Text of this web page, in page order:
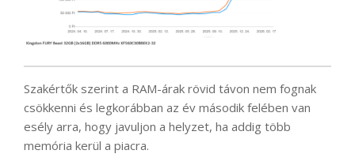
Szakértők szerint a RAM-árak rövid távon nem fognak
csökkenni és legkorábban az év második felében van
esély arra, hogy javuljon a helyzet, ha addig több
memória kerül a piacra.